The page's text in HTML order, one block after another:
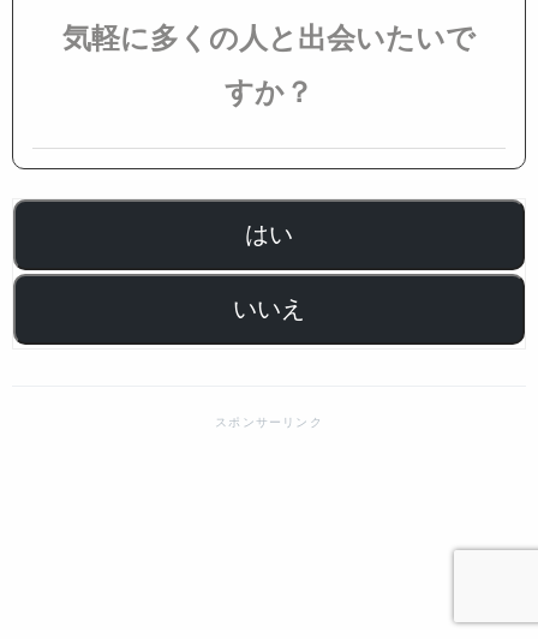
気軽に多くの人と出会いたいで
すか？
はい
いいえ